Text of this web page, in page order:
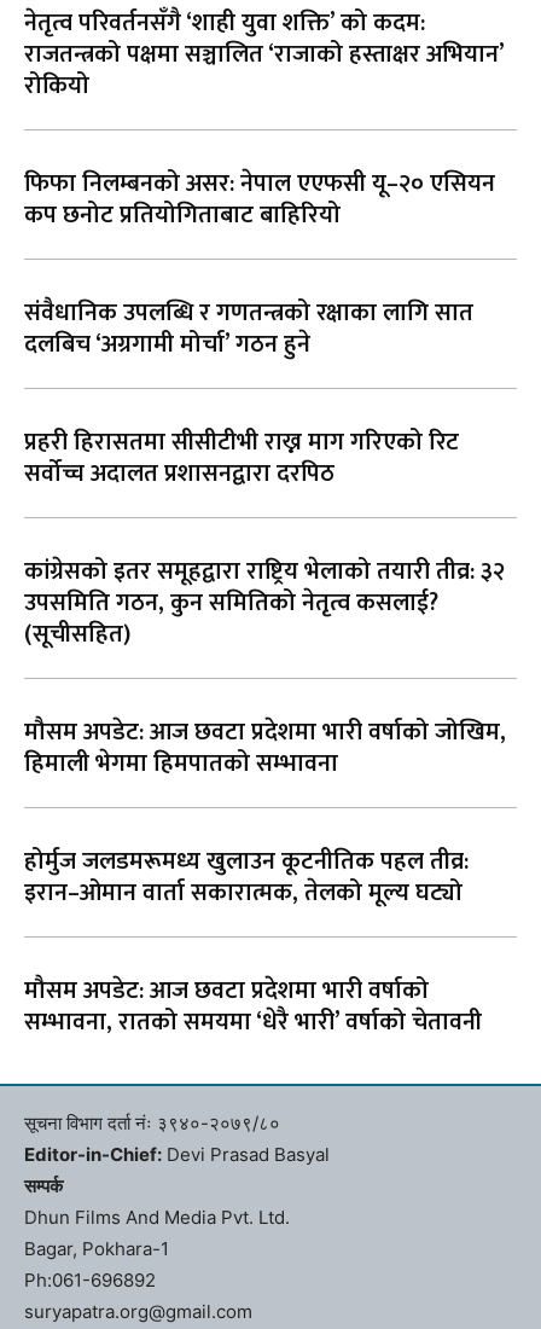
नेतृत्व परिवर्तनसँगै ‘शाही युवा शक्ति’ को कदम:
राजतन्त्रको पक्षमा सञ्चालित ‘राजाको हस्ताक्षर अभियान’
रोकियो
फिफा निलम्बनको असर: नेपाल एएफसी यू–२० एसियन
कप छनोट प्रतियोगिताबाट बाहिरियो
संवैधानिक उपलब्धि र गणतन्त्रको रक्षाका लागि सात
दलबिच ‘अग्रगामी मोर्चा’ गठन हुने
प्रहरी हिरासतमा सीसीटीभी राख्न माग गरिएको रिट
सर्वोच्च अदालत प्रशासनद्वारा दरपिठ
कांग्रेसको इतर समूहद्वारा राष्ट्रिय भेलाको तयारी तीव्र: ३२
उपसमिति गठन, कुन समितिको नेतृत्व कसलाई?
(सूचीसहित)
मौसम अपडेट: आज छवटा प्रदेशमा भारी वर्षाको जोखिम,
हिमाली भेगमा हिमपातको सम्भावना
होर्मुज जलडमरूमध्य खुलाउन कूटनीतिक पहल तीव्र:
इरान–ओमान वार्ता सकारात्मक, तेलको मूल्य घट्यो
मौसम अपडेट: आज छवटा प्रदेशमा भारी वर्षाको
सम्भावना, रातको समयमा ‘धेरै भारी’ वर्षाको चेतावनी
सूचना विभाग दर्ता नंः ३९४०-२०७९/८०
Editor-in-Chief: Devi Prasad Basyal
सम्पर्क
Dhun Films And Media Pvt. Ltd.
Bagar, Pokhara-1
Ph:061-696892
suryapatra.org@gmail.com